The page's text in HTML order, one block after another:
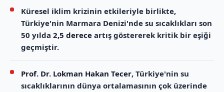
Küresel iklim krizinin etkileriyle birlikte,
Türkiye'nin Marmara Denizi'nde su sıcaklıkları son
50 yılda 2,5 derece artış göstererek kritik bir eşiği
geçmiştir.
Prof. Dr. Lokman Hakan Tecer, Türkiye'nin su
sıcaklıklarının dünya ortalamasının çok üzerinde